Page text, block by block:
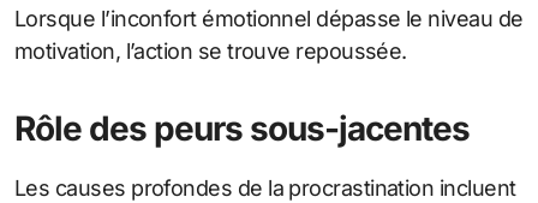
Lorsque l’inconfort émotionnel dépasse le niveau de
motivation, l’action se trouve repoussée.
Rôle des peurs sous-jacentes
Les causes profondes de la procrastination incluent